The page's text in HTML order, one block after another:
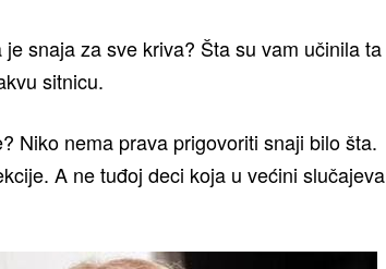
snaja za sve kriva? Šta su vam učinila ta
sitnicu.
Niko nema prava prigovoriti snaji bilo šta.
A ne tuđoj deci koja u većini slučajeva